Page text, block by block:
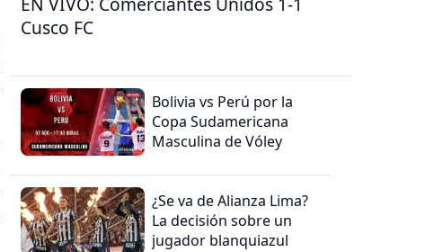
Cusco FC
Bolivia vs Perú por la
Copa Sudamericana
Masculina de Vóley
¿Se va de Alianza Lima?
La decisión sobre un
jugador blanquiazul